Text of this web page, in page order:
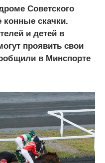
Советского
конные скачки.
и детей в
проявить свои
в Минспорте